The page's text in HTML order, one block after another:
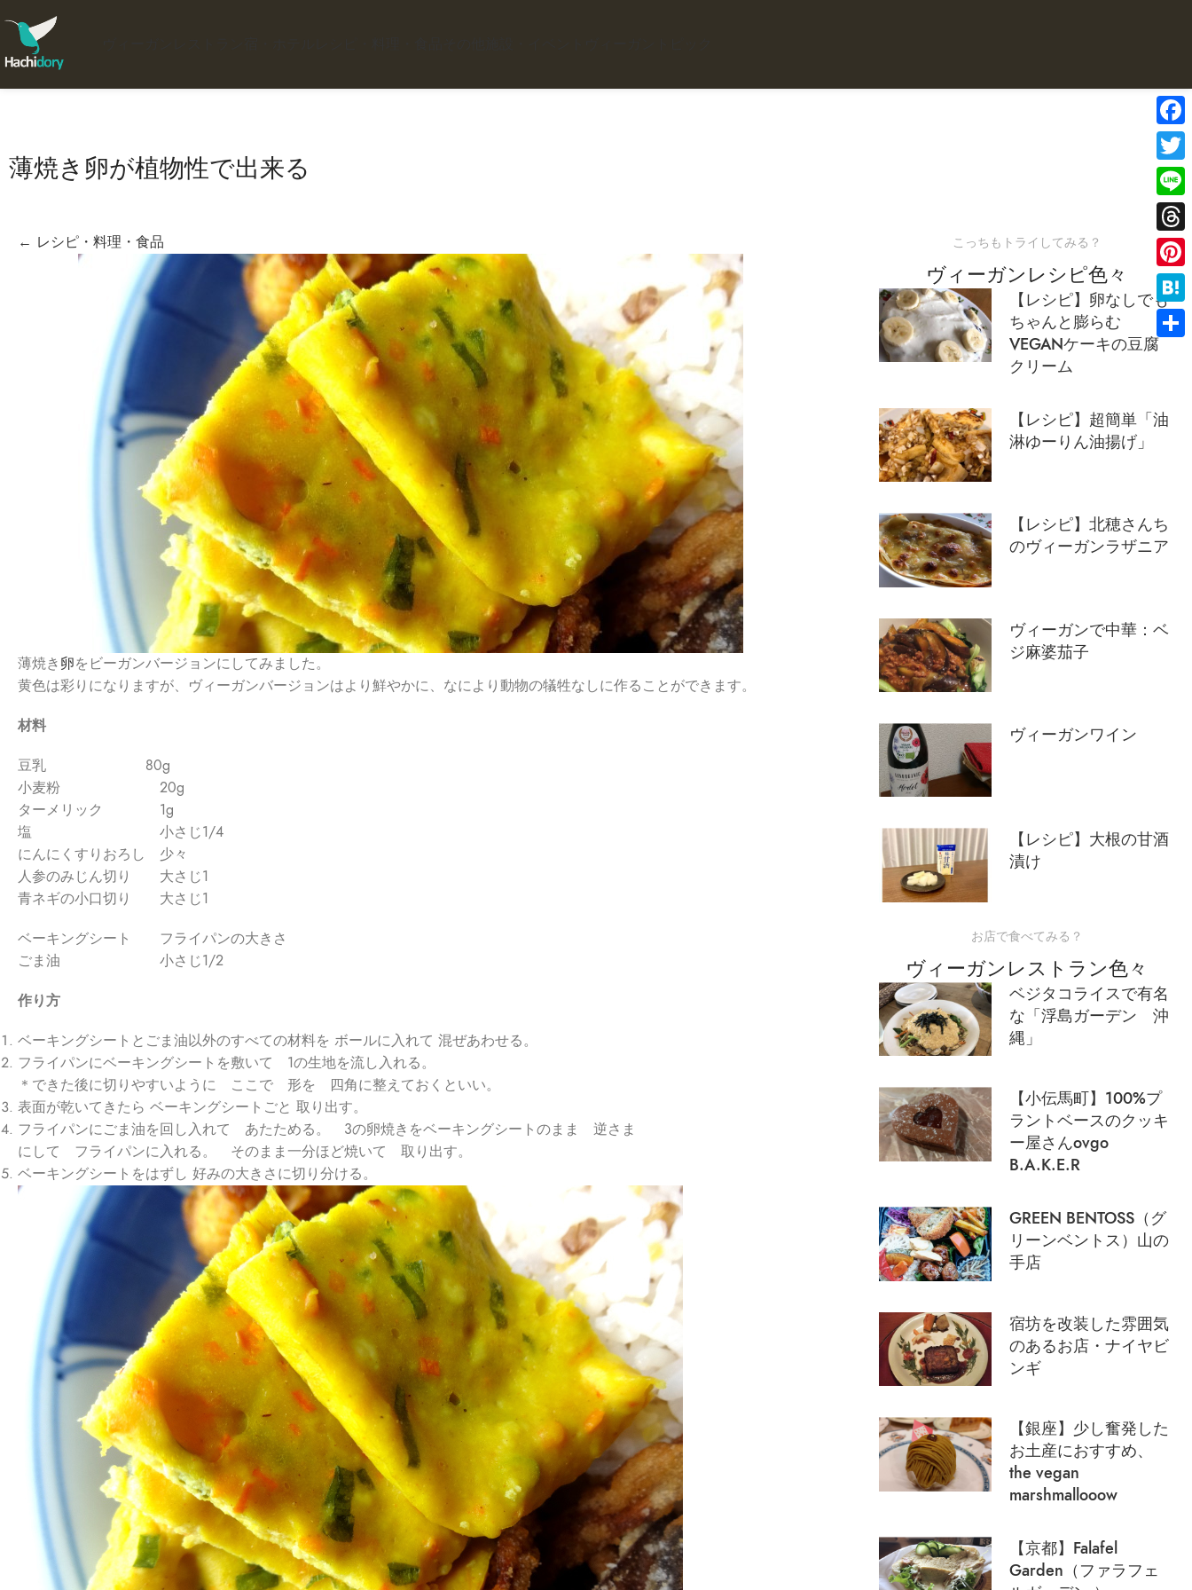
薄焼き卵が植物性で出来る
← レシピ・料理・食品
薄焼き卵をビーガンバージョンにしてみました。
黄色は彩りになりますが、ヴィーガンバージョンはより鮮やかに、なにより動物の犠牲なしに作ることができます。
材料
豆乳 80g
小麦粉 20g
ターメリック 1g
塩 小さじ1/4
にんにくすりおろし 少々
人参のみじん切り 大さじ1
青ネギの小口切り 大さじ1
ベーキングシート フライパンの大きさ
ごま油 小さじ1/2
作り方
ベーキングシートとごま油以外のすべての材料を ボールに入れて 混ぜあわせる。
フライパンにベーキングシートを敷いて 1の生地を流し入れる。
＊できた後に切りやすいように ここで 形を 四角に整えておくといい。
表面が乾いてきたら ベーキングシートごと 取り出す。
フライパンにごま油を回し入れて あたためる。 3の卵焼きをベーキングシートのまま 逆さま
にして フライパンに入れる。 そのまま一分ほど焼いて 取り出す。
ベーキングシートをはずし 好みの大きさに切り分ける。
こっちもトライしてみる？
ヴィーガンレシピ色々
【レシピ】卵なしでも
ちゃんと膨らむ
VEGANケーキの豆腐
クリーム
【レシピ】超簡単「油
淋ゆーりん油揚げ」
【レシピ】北穂さんち
のヴィーガンラザニア
ヴィーガンで中華：ベ
ジ麻婆茄子
ヴィーガンワイン
【レシピ】大根の甘酒
漬け
お店で食べてみる？
ヴィーガンレストラン色々
ベジタコライスで有名
な「浮島ガーデン 沖
縄」
【小伝馬町】100%プ
ラントベースのクッキ
ー屋さんovgo
B.A.K.E.R
GREEN BENTOSS（グ
リーンベントス）山の
手店
宿坊を改装した雰囲気
のあるお店・ナイヤビ
ンギ
【銀座】少し奮発した
お土産におすすめ、
the vegan
marshmallooow
【京都】Falafel
Garden（ファラフェ
Line
共